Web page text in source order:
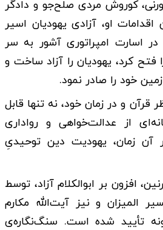
کوروش مردی صلح‌جو و دادگر
او، آزادی یهودیان اسیر
اسارت امپراتوری آشور به سر
فتح کرد، یهودیان را آزاد ساخت و
خود را صادر نمود.
قرآن و در زمان خود، نه تنها قابل
از عدالت‌خواهی و رواداری
آن زمان، یهودیت دین توحیدیِ
افزون بر ابوالکلام آزاد، توسط
المیزان و نیز آیت‌الله مکارم
تأیید شده است. سنگ‌نگاره‌ی